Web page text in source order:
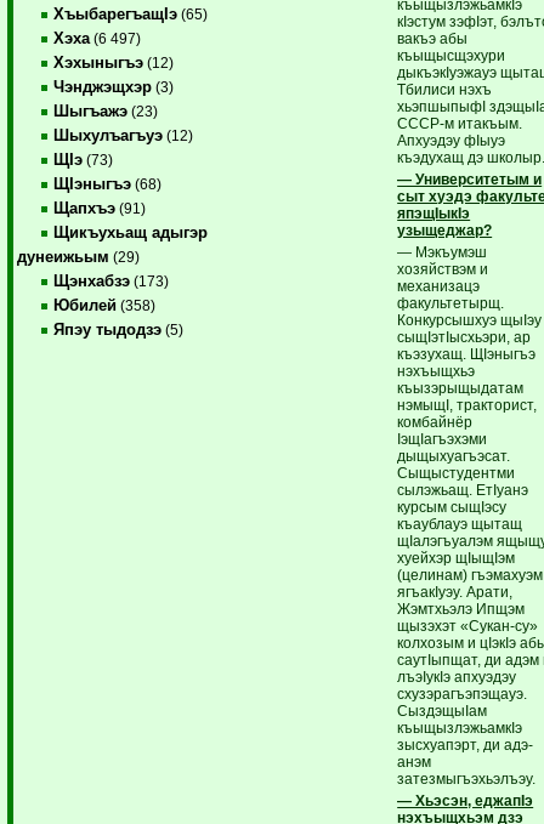
ХъыбарегъащIэ (65)
Хэха (6 497)
Хэхыныгъэ (12)
Чэнджэщхэр (3)
Шыгъажэ (23)
Шыхулъагъуэ (12)
ЩIэ (73)
ЩIэныгъэ (68)
Щапхъэ (91)
Щикъухьащ адыгэр
дунеижьым (29)
Щэнхабзэ (173)
Юбилей (358)
Япэу тыдодзэ (5)
къыщызлэжьамкIэ
кIэстум зэфIэт,
вакъэ абы
къыщысщэхури
дыкъэкIуэжауэ
Тбилиси нэхъ
хьэпшыпыфI
СССР-м итакъым.
Апхуэдэу фIыуэ
къэдухащ дэ
— Университетым и
сыт хуэдэ
япэщIыкIэ
узыщеджар?
— Мэкъумэш
хозяйствэм и
механизацэ
факультетырщ.
Конкурсышхуэ щыIэу
сыщIэтIысхьэри, ар
къэзухащ. ЩIэныгъэ
нэхъыщхьэ
къызэрыщыдатам
нэмыщI, тракторист,
комбайнёр
IэщIагъэхэми
дыщыхуагъэсат.
Сыщыстудентми
сылэжьащ. ЕтIуанэ
курсым сыщIэсу
къаублауэ щытащ
щIалэгъуалэм
хуейхэр щIыщIэм
(целинам) гъэмахуэм
ягъакIуэу. Арати,
Жэмтхьэлэ Ипщэм
щызэхэт «Сукан-су»
колхозым и цIэкIэ
саутIыпщат, ди адэм
лъэIукIэ апхуэдэу
схузэрагъэпэщауэ.
СыздэщыIам
къыщызлэжьамкIэ
зысхуапэрт, ди адэ-
анэм
затезмыгъэхьэлъэу.
— Хьэсэн, еджапIэ
нэхъыщхьэм дзэ